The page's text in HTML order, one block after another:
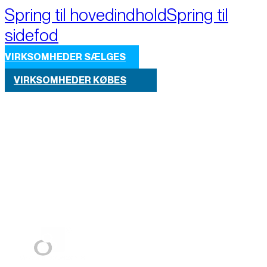
Spring til hovedindholdSpring til
sidefod
VIRKSOMHEDER SÆLGES
VIRKSOMHEDER KØBES